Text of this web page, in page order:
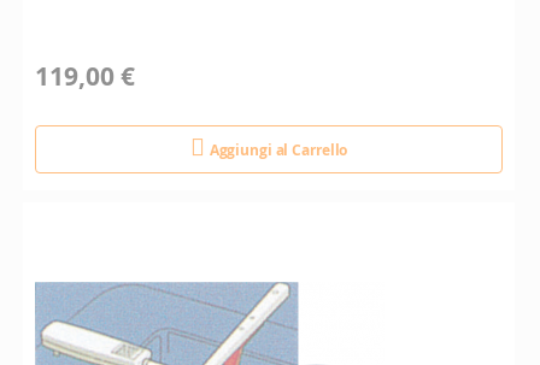
119,00 €
Aggiungi al Carrello